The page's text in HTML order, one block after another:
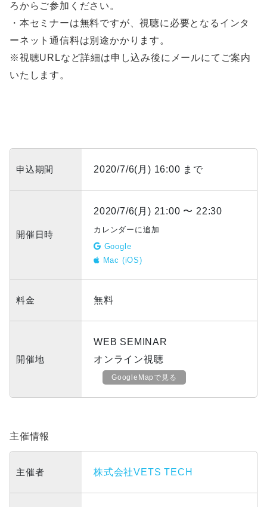
ろからご参加ください。
・本セミナーは無料ですが、視聴に必要となるインタ
ーネット通信料は別途かかります。
※視聴URLなど詳細は申し込み後にメールにてご案内
いたします。
申込期間 2020/7/6(月) 16:00 まで
開催日時
2020/7/6(月) 21:00 〜 22:30
カレンダーに追加
Google
Mac (iOS)
料金 無料
開催地
WEB SEMINAR
オンライン視聴
GoogleMapで見る
主催情報
主催者 株式会社VETS TECH